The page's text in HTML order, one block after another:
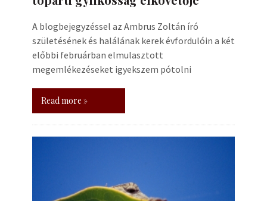
A blogbejegyzéssel az Ambrus Zoltán író
születésének és halálának kerek évfordulóin a két
előbbi februárban elmulasztott
megemlékezéseket igyekszem pótolni
Read more »